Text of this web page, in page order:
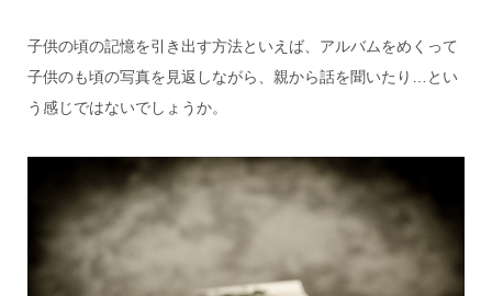
子供の頃の記憶を引き出す方法といえば、アルバムをめくって
子供のも頃の写真を見返しながら、親から話を聞いたり…とい
う感じではないでしょうか。